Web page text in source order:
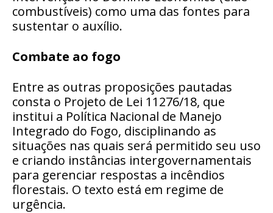
combustíveis) como uma das fontes para
sustentar o auxílio.
Combate ao fogo
Entre as outras proposições pautadas
consta o Projeto de Lei 11276/18, que
institui a Política Nacional de Manejo
Integrado do Fogo, disciplinando as
situações nas quais será permitido seu uso
e criando instâncias intergovernamentais
para gerenciar respostas a incêndios
florestais. O texto está em regime de
urgência.